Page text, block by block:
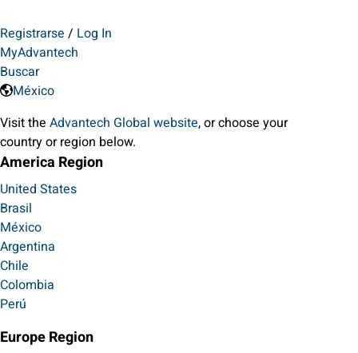
Registrarse / Log In
MyAdvantech
Buscar
México
Visit the Advantech Global website, or choose your
country or region below.
America Region
United States
Brasil
México
Argentina
Chile
Colombia
Perú
Europe Region